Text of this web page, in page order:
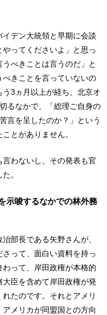
デン大統領と早期に会談
ってくださいよ」と思っ
べきことは言うのだ」と
きことを言っていないの
3ヵ月以上が経ち、北京オ
るなかで、「総理ご自身の
言を呈したのか？」という
とがありません。
わないし、その発表も官
。
示唆するなかでの林外務
部長である矢野さんが、
って、面白い資料を持っ
って、岸田政権が本格的
臣を含めて岸田政権が発
たのです。それとアメリ
メリカが同盟国との方向